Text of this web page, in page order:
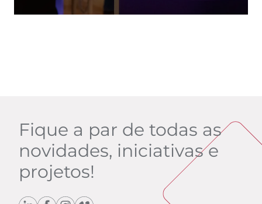
Fique a par de todas as
novidades, iniciativas e
projetos!